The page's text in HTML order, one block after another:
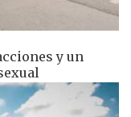
y un